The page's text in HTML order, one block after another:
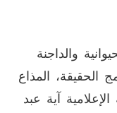
والداجنة
الحقيقة، المذاع
آية عبد